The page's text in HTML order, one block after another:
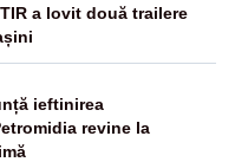
a lovit două trailere
ieftinirea
revine la